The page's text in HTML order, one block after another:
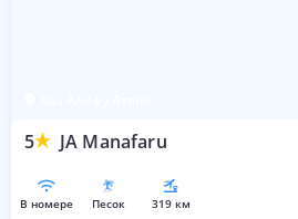
5 JA Manafaru
в номере песок 319 км